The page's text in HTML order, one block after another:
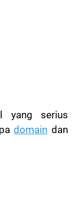
yang serius
domain dan